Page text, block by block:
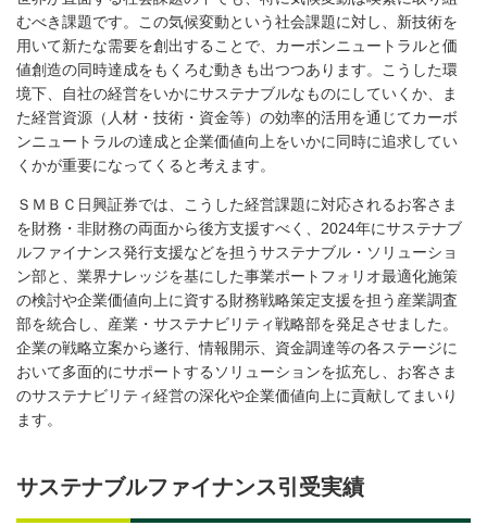
むべき課題です。この気候変動という社会課題に対し、新技術を
用いて新たな需要を創出することで、カーボンニュートラルと価
値創造の同時達成をもくろむ動きも出つつあります。こうした環
境下、自社の経営をいかにサステナブルなものにしていくか、ま
た経営資源（人材・技術・資金等）の効率的活用を通じてカーボ
ンニュートラルの達成と企業価値向上をいかに同時に追求してい
くかが重要になってくると考えます。
ＳＭＢＣ日興証券では、こうした経営課題に対応されるお客さま
を財務・非財務の両面から後方支援すべく、2024年にサステナブ
ルファイナンス発行支援などを担うサステナブル・ソリューショ
ン部と、業界ナレッジを基にした事業ポートフォリオ最適化施策
の検討や企業価値向上に資する財務戦略策定支援を担う産業調査
部を統合し、産業・サステナビリティ戦略部を発足させました。
企業の戦略立案から遂行、情報開示、資金調達等の各ステージに
おいて多面的にサポートするソリューションを拡充し、お客さま
のサステナビリティ経営の深化や企業価値向上に貢献してまいり
ます。
サステナブルファイナンス引受実績